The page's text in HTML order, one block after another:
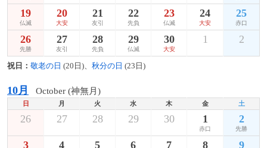
19
仏滅
20
大安
21
友引
22
先負
23
仏滅
24
大安
25
赤口
26
先勝
27
友引
28
先負
29
仏滅
30
大安
1 2
祝日： 敬老の日 (20日)、 秋分の日 (23日)
10月 October (神無月)
日 月 火 水 木 金 土
26 27 28 29 30 1
赤口
2
先勝
3 4 5 6 7 8 9